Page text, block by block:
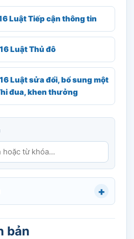
Luật Tiếp cận thông tin
Luật Thủ đô
Luật sửa đổi, bổ sung một
đua, khen thưởng
bản